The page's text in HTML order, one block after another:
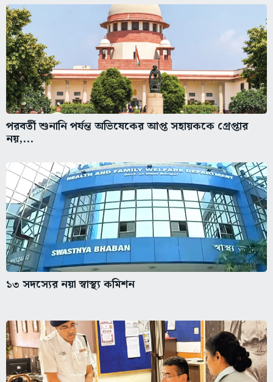
পরবর্তী শুনানি পর্যন্ত অভিষেকের আপ্ত সহায়ককে গ্রেপ্তার
নয়,...
১৩ সদস্যের নয়া স্বাস্থ্য কমিশন